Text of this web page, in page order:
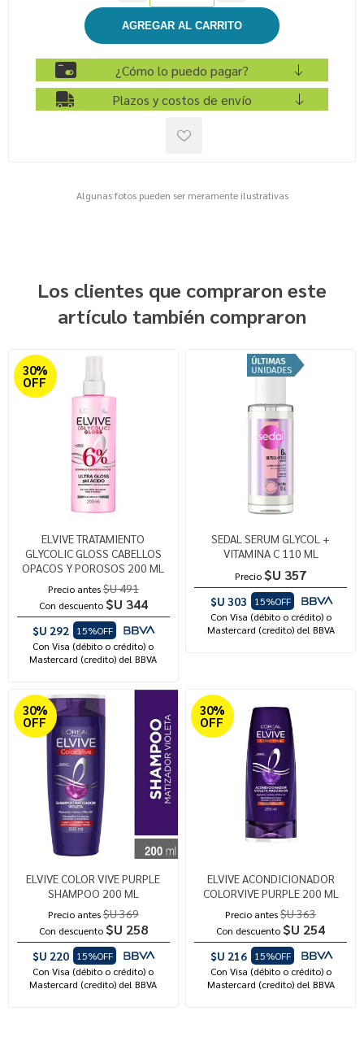
¿Cómo lo puedo pagar?
Plazos y costos de envío
Algunas fotos pueden ser meramente ilustrativas
Los clientes que compraron este
artículo también compraron
30%
OFF
ELVIVE TRATAMIENTO
GLYCOLIC GLOSS CABELLOS
OPACOS Y POROSOS 200 ML
Precio antes$U 491
Con descuento $U 344
$U 292
15%OFF
Con Visa (débito o crédito) o
Mastercard (credito) del BBVA
SEDAL SERUM GLYCOL +
VITAMINA C 110 ML
Precio $U 357
$U 303
15%OFF
Con Visa (débito o crédito) o
Mastercard (credito) del BBVA
30%
OFF
ELVIVE COLOR VIVE PURPLE
SHAMPOO 200 ML
Precio antes$U 369
Con descuento $U 258
$U 220
15%OFF
Con Visa (débito o crédito) o
Mastercard (credito) del BBVA
30%
OFF
ELVIVE ACONDICIONADOR
COLORVIVE PURPLE 200 ML
Precio antes$U 363
Con descuento $U 254
$U 216
15%OFF
Con Visa (débito o crédito) o
Mastercard (credito) del BBVA